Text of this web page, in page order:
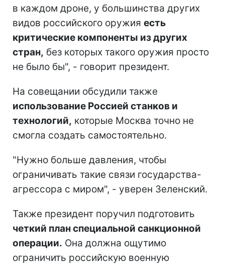
в каждом дроне, у большинства других
видов российского оружия есть
критические компоненты из других
стран, без которых такого оружия просто
не было бы", - говорит президент.
На совещании обсудили также
использование Россией станков и
технологий, которые Москва точно не
смогла создать самостоятельно.
"Нужно больше давления, чтобы
ограничивать такие связи государства-
агрессора с миром", - уверен Зеленский.
Также президент поручил подготовить
четкий план специальной санкционной
операции. Она должна ощутимо
ограничить российскую военную